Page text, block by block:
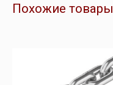
Похожие товары